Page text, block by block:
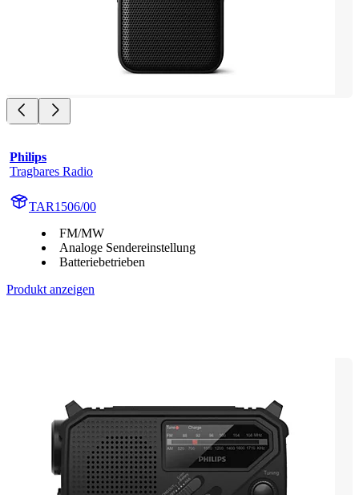
Philips
Tragbares Radio
TAR1506/00
FM/MW
Analoge Sendereinstellung
Batteriebetrieben
Produkt anzeigen